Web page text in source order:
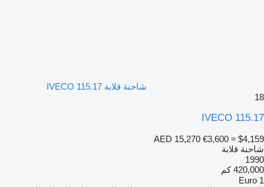
شاحنة قلابة IVECO 115.17
18
IVECO 115.17
AED 15,270 €3,600 ≈ $4,159
شاحنة قلابة
1990
420,000 كم
Euro 1